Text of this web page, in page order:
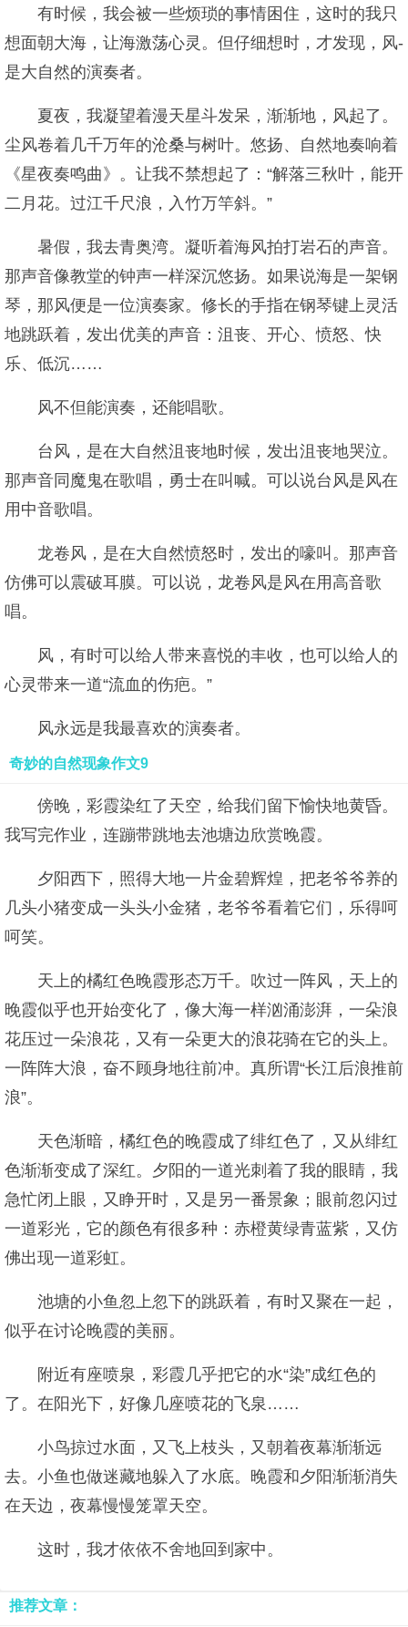
有时候，我会被一些烦琐的事情困住，这时的我只
想面朝大海，让海激荡心灵。但仔细想时，才发现，风-
是大自然的演奏者。
夏夜，我凝望着漫天星斗发呆，渐渐地，风起了。
尘风卷着几千万年的沧桑与树叶。悠扬、自然地奏响着
《星夜奏鸣曲》。让我不禁想起了：“解落三秋叶，能开
二月花。过江千尺浪，入竹万竿斜。”
暑假，我去青奥湾。凝听着海风拍打岩石的声音。
那声音像教堂的钟声一样深沉悠扬。如果说海是一架钢
琴，那风便是一位演奏家。修长的手指在钢琴键上灵活
地跳跃着，发出优美的声音：沮丧、开心、愤怒、快
乐、低沉……
风不但能演奏，还能唱歌。
台风，是在大自然沮丧地时候，发出沮丧地哭泣。
那声音同魔鬼在歌唱，勇士在叫喊。可以说台风是风在
用中音歌唱。
龙卷风，是在大自然愤怒时，发出的嚎叫。那声音
仿佛可以震破耳膜。可以说，龙卷风是风在用高音歌
唱。
风，有时可以给人带来喜悦的丰收，也可以给人的
心灵带来一道“流血的伤疤。”
风永远是我最喜欢的演奏者。
奇妙的自然现象作文9
傍晚，彩霞染红了天空，给我们留下愉快地黄昏。
我写完作业，连蹦带跳地去池塘边欣赏晚霞。
夕阳西下，照得大地一片金碧辉煌，把老爷爷养的
几头小猪变成一头头小金猪，老爷爷看着它们，乐得呵
呵笑。
天上的橘红色晚霞形态万千。吹过一阵风，天上的
晚霞似乎也开始变化了，像大海一样汹涌澎湃，一朵浪
花压过一朵浪花，又有一朵更大的浪花骑在它的头上。
一阵阵大浪，奋不顾身地往前冲。真所谓“长江后浪推前
浪”。
天色渐暗，橘红色的晚霞成了绯红色了，又从绯红
色渐渐变成了深红。夕阳的一道光刺着了我的眼睛，我
急忙闭上眼，又睁开时，又是另一番景象；眼前忽闪过
一道彩光，它的颜色有很多种：赤橙黄绿青蓝紫，又仿
佛出现一道彩虹。
池塘的小鱼忽上忽下的跳跃着，有时又聚在一起，
似乎在讨论晚霞的美丽。
附近有座喷泉，彩霞几乎把它的水“染”成红色的
了。在阳光下，好像几座喷花的飞泉……
小鸟掠过水面，又飞上枝头，又朝着夜幕渐渐远
去。小鱼也做迷藏地躲入了水底。晚霞和夕阳渐渐消失
在天边，夜幕慢慢笼罩天空。
这时，我才依依不舍地回到家中。
推荐文章：